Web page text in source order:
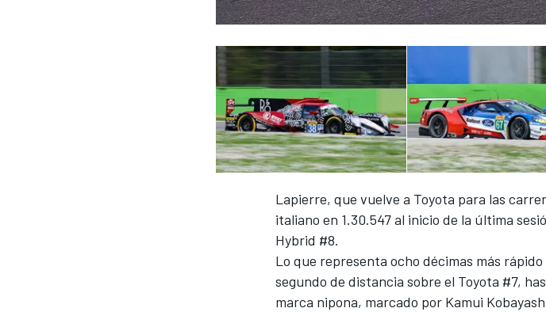
Lapierre, que vuelve a Toyota para las
italiano en 1.30.547 al inicio de la última
Hybrid #8.
Lo que representa ocho décimas más
segundo de distancia sobre el Toyota #7,
marca nipona, marcado por Kamui